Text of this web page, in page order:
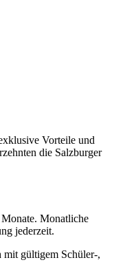
Vorteile und
die Salzburger
Monatliche
jederzeit.
gültigem Schüler-,